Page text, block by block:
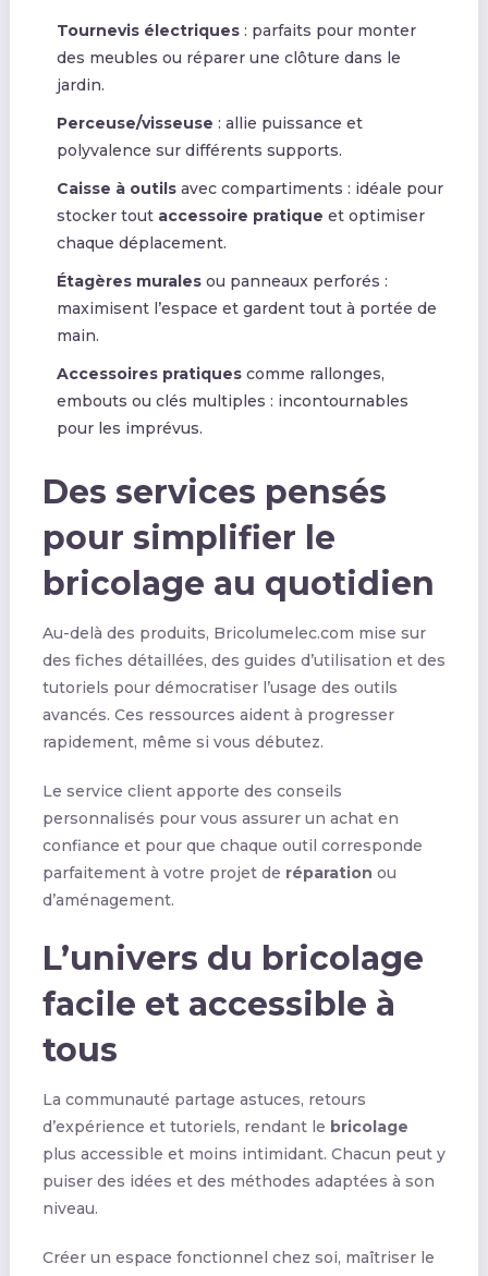
Tournevis électriques: parfaits pour monter
des meubles ou réparer une clôture dans le
jardin.
Perceuse/visseuse : allie puissance et
polyvalence sur différents supports.
Caisse à outilsavec compartiments : idéale pour
stocker tout accessoire pratique et optimiser
chaque déplacement.
Étagères muralesou panneaux perforés :
maximisent l’espace et gardent tout à portée de
main.
Accessoires pratiquescomme rallonges,
embouts ou clés multiples : incontournables
pour les imprévus.
Des services pensés
pour simplifier le
bricolage au quotidien
Au-delà des produits, Bricolumelec.com mise sur
des fiches détaillées, des guides d’utilisation et des
tutoriels pour démocratiser l’usage des outils
avancés. Ces ressources aident à progresser
rapidement, même si vous débutez.
Le service client apporte des conseils
personnalisés pour vous assurer un achat en
confiance et pour que chaque outil corresponde
parfaitement à votre projet de réparation ou
d’aménagement.
L’univers du bricolage
facile et accessible à
tous
La communauté partage astuces, retours
d’expérience et tutoriels, rendant le bricolage
plus accessible et moins intimidant. Chacun peut y
puiser des idées et des méthodes adaptées à son
niveau.
Créer un espace fonctionnel chez soi, maîtriser le